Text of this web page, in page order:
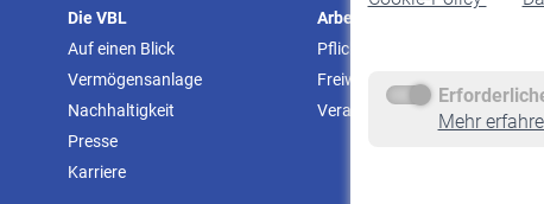
Mehr
Die VBL
Auf einen Blick
Vermögensanlage
Nachhaltigkeit
Presse
Karriere
Arbeitgeber
Pflichtversicherung
Freiwillige Versicherung
Veranstaltungen